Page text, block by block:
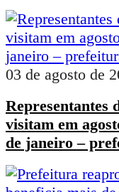
03 de agosto de
Representantes
visitam em
de janeiro –